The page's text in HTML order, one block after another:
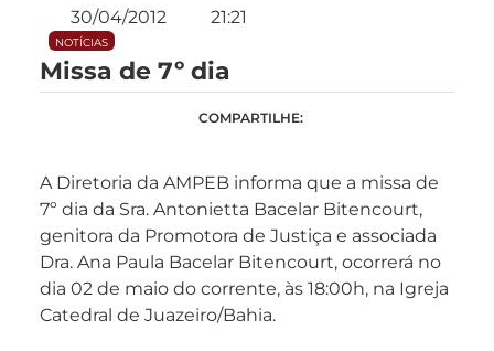
30/04/2012 21:21
NOTÍCIAS
Missa de 7º dia
COMPARTILHE:
A Diretoria da AMPEB informa que a missa de
7º dia da Sra. Antonietta Bacelar Bitencourt,
genitora da Promotora de Justiça e associada
Dra. Ana Paula Bacelar Bitencourt, ocorrerá no
dia 02 de maio do corrente, às 18:00h, na Igreja
Catedral de Juazeiro/Bahia.